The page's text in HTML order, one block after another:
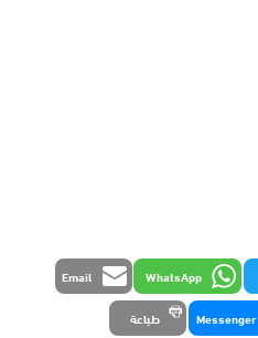
WhatsApp
Email
Messenger طباعة